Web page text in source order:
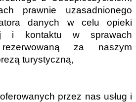
prawnie uzasadnionego
danych w celu opieki
i kontaktu w sprawach
za naszym
turystyczną,
przez nas usług i